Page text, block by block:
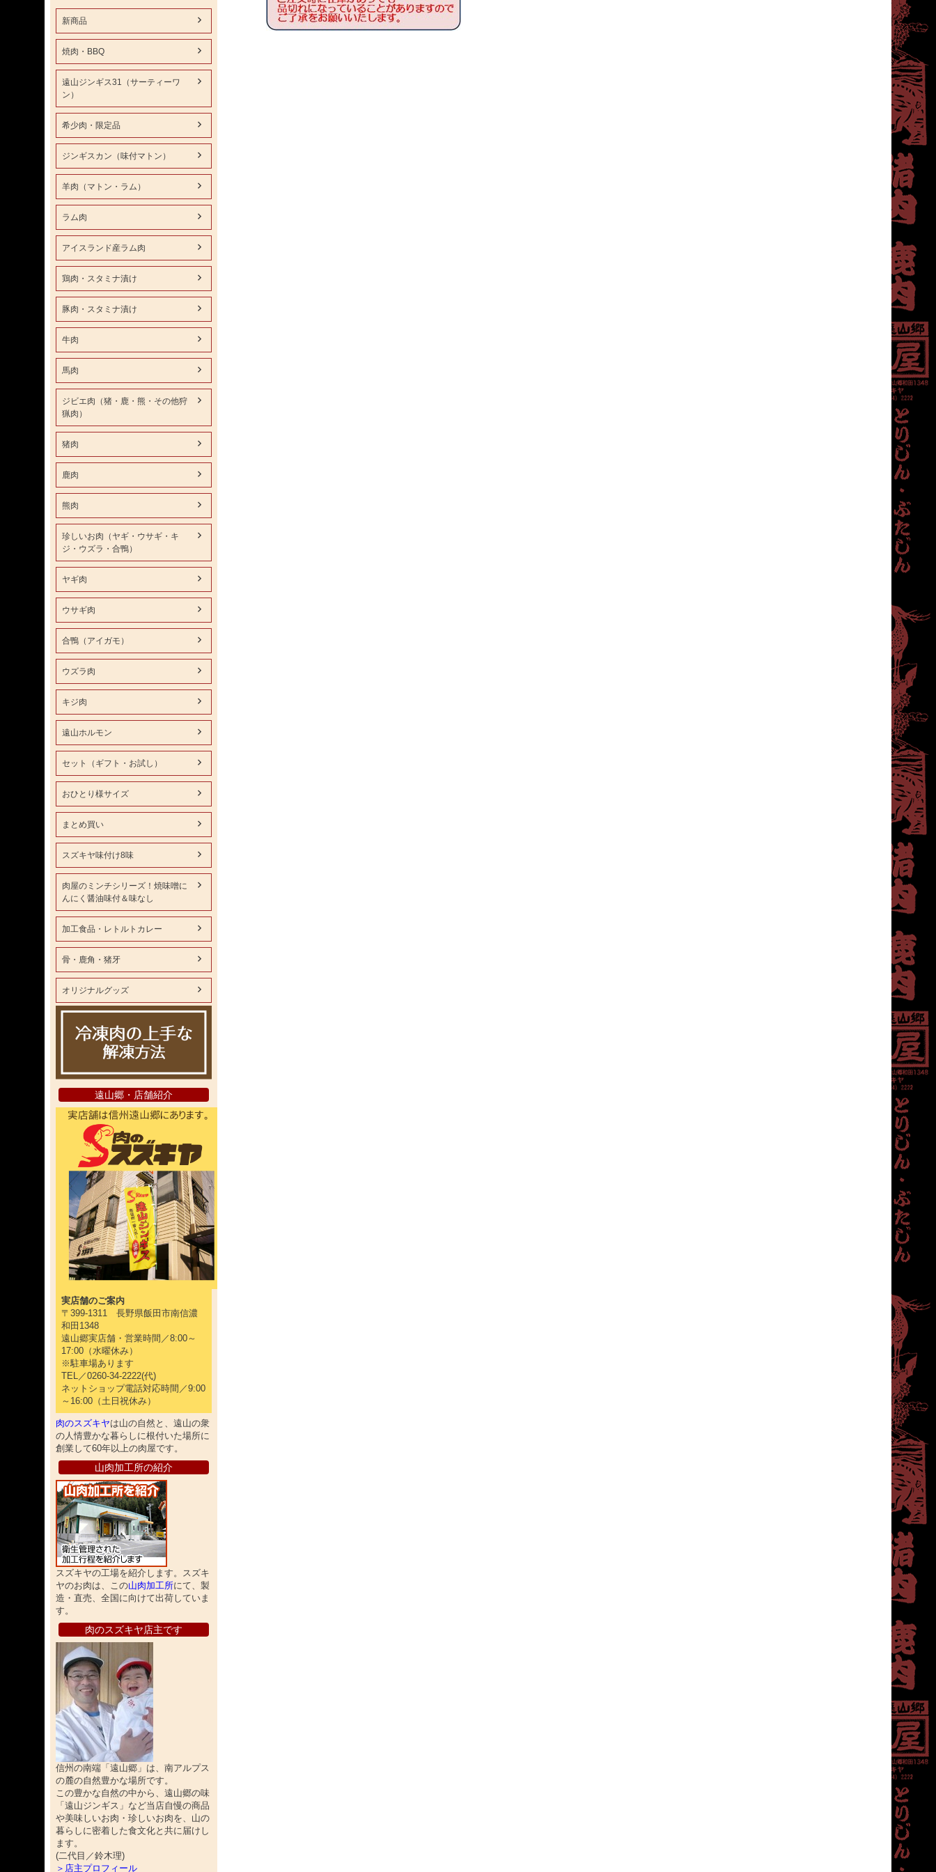
新商品
焼肉・BBQ
遠山ジンギス31（サーティーワ
ン）
希少肉・限定品
ジンギスカン（味付マトン）
羊肉（マトン・ラム）
ラム肉
アイスランド産ラム肉
鶏肉・スタミナ漬け
豚肉・スタミナ漬け
牛肉
馬肉
ジビエ肉（猪・鹿・熊・その他狩
猟肉）
猪肉
鹿肉
熊肉
珍しいお肉（ヤギ・ウサギ・キ
ジ・ウズラ・合鴨）
ヤギ肉
ウサギ肉
合鴨（アイガモ）
ウズラ肉
キジ肉
遠山ホルモン
セット（ギフト・お試し）
おひとり様サイズ
まとめ買い
スズキヤ味付け8味
肉屋のミンチシリーズ！焼味噌に
んにく醤油味付＆味なし
加工食品・レトルトカレー
骨・鹿角・猪牙
オリジナルグッズ
遠山郷・店舗紹介
実店舗のご案内
〒399-1311 長野県飯田市南信濃
和田1348
遠山郷実店舗・営業時間／8:00～
17:00（水曜休み）
※駐車場あります
TEL／0260-34-2222(代)
ネットショップ電話対応時間／9:00
～16:00（土日祝休み）
肉のスズキヤは山の自然と、遠山の衆
の人情豊かな暮らしに根付いた場所に
創業して60年以上の肉屋です。
山肉加工所の紹介
スズキヤの工場を紹介します。スズキ
ヤのお肉は、この山肉加工所にて、製
造・直売、全国に向けて出荷していま
す。
肉のスズキヤ店主です
信州の南端「遠山郷」は、南アルプス
の麓の自然豊かな場所です。
この豊かな自然の中から、遠山郷の味
「遠山ジンギス」など当店自慢の商品
や美味しいお肉・珍しいお肉を、山の
暮らしに密着した食文化と共に届けし
ます。
(二代目／鈴木理)
＞店主プロフィール